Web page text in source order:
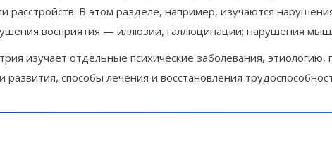
расстройств. В этом разделе, например, изучаются
восприятия — иллюзии, галлюцинации; нарушения
изучает отдельные психические заболевания, этиологию,
развития, способы лечения и восстановления